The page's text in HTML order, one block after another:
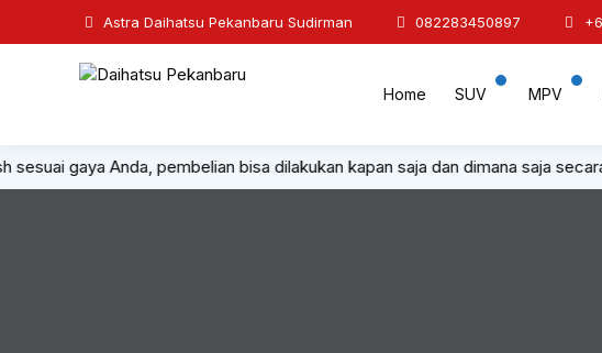
Astra Daihatsu Pekanbaru Sudirman 082283450897
Home SUV MPV
gaya Anda, pembelian bisa dilakukan kapan saja dan dimana saja